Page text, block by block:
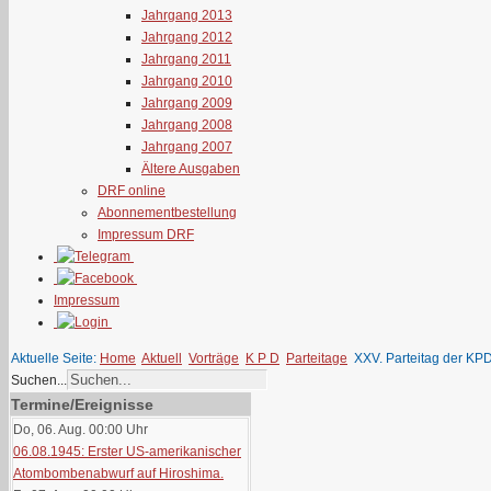
Jahrgang 2013
Jahrgang 2012
Jahrgang 2011
Jahrgang 2010
Jahrgang 2009
Jahrgang 2008
Jahrgang 2007
Ältere Ausgaben
DRF online
Abonnementbestellung
Impressum DRF
Impressum
Aktuelle Seite: Home Aktuell Vorträge K P D Parteitage XXV. Parteitag der
Suchen...
Termine/Ereignisse
Do, 06. Aug. 00:00 Uhr
06.08.1945: Erster US-amerikanischer
Atombombenabwurf auf Hiroshima.